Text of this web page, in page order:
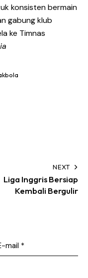
konsisten bermain
gabung klub
ke Timnas
NEXT
Liga Inggris Bersiap
Kembali Bergulir